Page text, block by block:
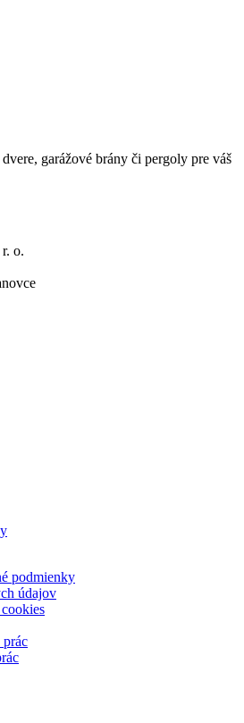
garážové brány či pergoly pre váš
o.
podmienky
údajov